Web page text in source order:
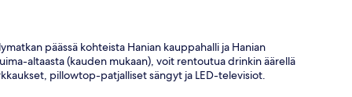
päässä kohteista Hanian kauppahalli ja Hanian
altaasta (kauden mukaan), voit rentoutua drinkin äärellä
pillowtop-patjalliset sängyt ja LED-televisiot.